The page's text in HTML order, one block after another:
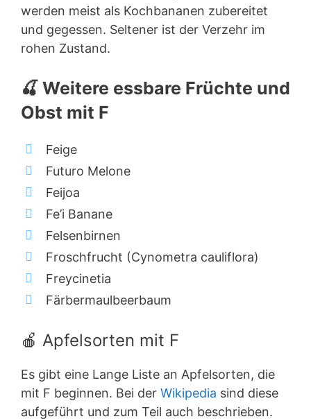
werden meist als Kochbananen zubereitet
und gegessen. Seltener ist der Verzehr im
rohen Zustand.
🍒 Weitere essbare Früchte und
Obst mit F
Feige
Futuro Melone
Feijoa
Fe’i Banane
Felsenbirnen
Froschfrucht (Cynometra cauliflora)
Freycinetia
Färbermaulbeerbaum
🍎 Apfelsorten mit F
Es gibt eine Lange Liste an Apfelsorten, die
mit F beginnen. Bei der Wikipedia sind diese
aufgeführt und zum Teil auch beschrieben.